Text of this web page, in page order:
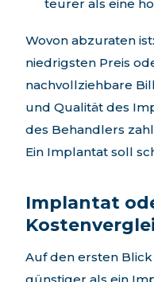
teurer als eine
Wovon abzuraten
niedrigsten Preis
nachvollziehbare
und Qualität des
des Behandlers
Ein Implantat soll
Implantat
Auf den ersten